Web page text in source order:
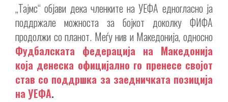
„Тајмс“ објави дека членките на УЕФА едногласно ја
поддржале можноста за бојкот доколку ФИФА
продолжи со планот. Меѓу нив и Македонија, односно
Фудбалската федерација на Македонија
која денеска официјално го пренесе својот
став со поддршка за заедничката позиција
на УЕФА.